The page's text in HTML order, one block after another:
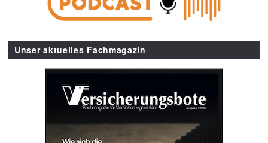
Unser aktuelles Fachmagazin